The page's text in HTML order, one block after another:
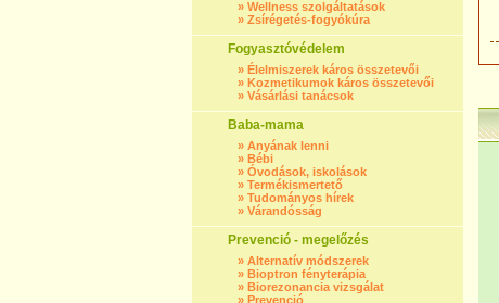
» Wellness szolgáltatások
» Zsírégetés-fogyókúra
Fogyasztóvédelem
» Élelmiszerek káros összetevői
» Kozmetikumok káros összetevői
» Vásárlási tanácsok
Baba-mama
» Anyának lenni
» Bébi
» Óvodások, iskolások
» Termékismertető
» Tudományos hírek
» Várandósság
Prevenció - megelőzés
» Alternatív módszerek
» Bioptron fényterápia
» Biorezonancia vizsgálat
» Prevenció